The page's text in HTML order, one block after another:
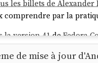
les billets de Alexander
comprendre par la
la version 41deFedora
CoreOS:
de mise à jour